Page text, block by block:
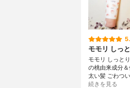
モモリ しっ
モモリ しっと
の桃由来成分
太い髪 ごわつ
続きを見る